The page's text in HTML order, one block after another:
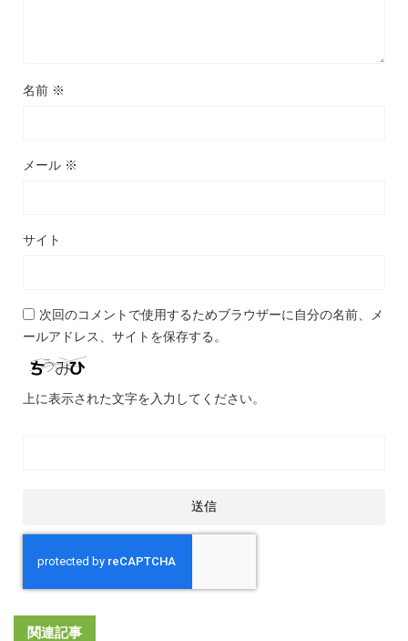
名前 ※
メール ※
サイト
次回のコメントで使用するためブラウザーに自分の名前、メ
ールアドレス、サイトを保存する。
上に表示された文字を入力してください。
関連記事